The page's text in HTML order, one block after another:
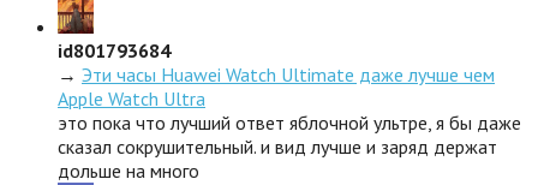
id801793684
→ Эти часы Huawei Watch Ultimate даже лучше чем
Apple Watch Ultra
это пока что лучший ответ яблочной ультре, я бы даже
сказал сокрушительный. и вид лучше и заряд держат
дольше на много